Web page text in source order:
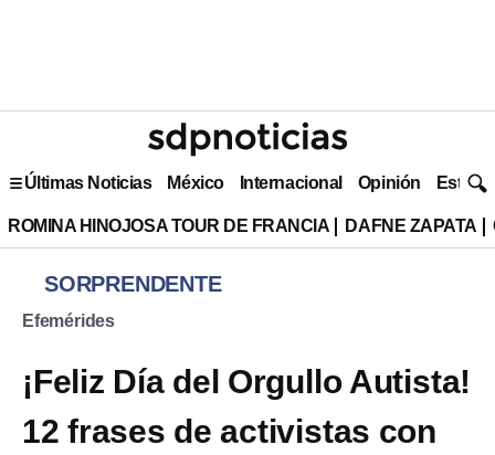
Últimas Noticias México Internacional Opinión Estilo
ROMINA HINOJOSA TOUR DE FRANCIA DAFNE ZAPATA
SORPRENDENTE
Efemérides
¡Feliz Día del Orgullo Autista!
12 frases de activistas con